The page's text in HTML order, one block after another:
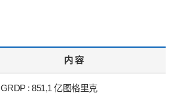
内 容
GRDP : 851,1 亿图格里克